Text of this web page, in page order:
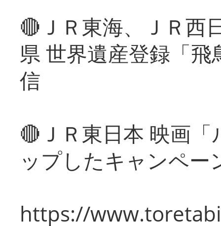
🔴ＪＲ東海、ＪＲ西
県 世界遺産登録「
信
🔴ＪＲ東日本 映画
ップしたキャンペー
https://